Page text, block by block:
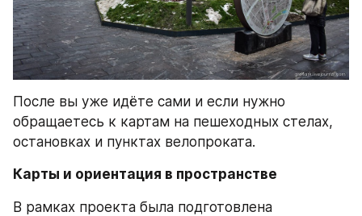
После вы уже идёте сами и если нужно
обращаетесь к картам на пешеходных стелах,
остановках и пунктах велопроката.
Карты и ориентация в пространстве
В рамках проекта была подготовлена